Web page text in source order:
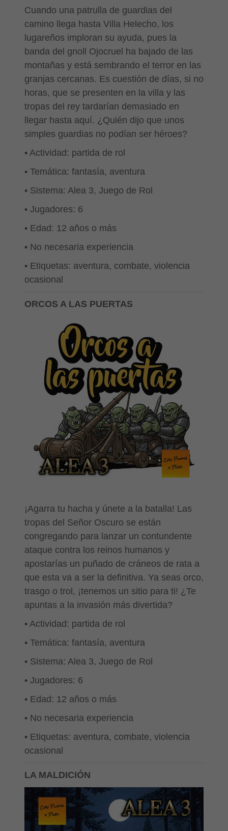
Cuando una patrulla de guardias del
camino llega hasta Villa Helecho, los
lugareños imploran su ayuda, pues la
banda del gnoll Ojocruel ha bajado de las
montañas y está sembrando el terror en las
granjas cercanas. Es cuestión de días, si no
horas, que se presenten en la villa y las
tropas del rey tardarían demasiado en
llegar hasta aquí. ¿Quién dijo que unos
simples guardias no podían ser héroes?
• Actividad: partida de rol
• Temática: fantasía, aventura
• Sistema: Alea 3, Juego de Rol
• Jugadores: 6
• Edad: 12 años o más
• No necesaria experiencia
• Etiquetas: aventura, combate, violencia
ocasional
ORCOS A LAS PUERTAS
¡Agarra tu hacha y únete a la batalla! Las
tropas del Señor Oscuro se están
congregando para lanzar un contundente
ataque contra los reinos humanos y
apostarías un puñado de cráneos de rata a
que esta va a ser la definitiva. Ya seas orco,
trasgo o trol, ¡tenemos un sitio para ti! ¿Te
apuntas a la invasión más divertida?
• Actividad: partida de rol
• Temática: fantasía, aventura
• Sistema: Alea 3, Juego de Rol
• Jugadores: 6
• Edad: 12 años o más
• No necesaria experiencia
• Etiquetas: aventura, combate, violencia
ocasional
LA MALDICIÓN